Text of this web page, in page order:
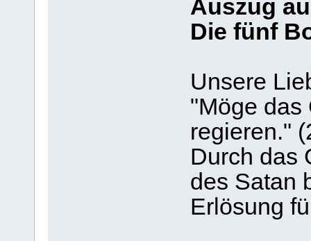
Auszug
Die fünf
Unsere
"Möge das
regieren."
Durch das
des Satan
Erlösung